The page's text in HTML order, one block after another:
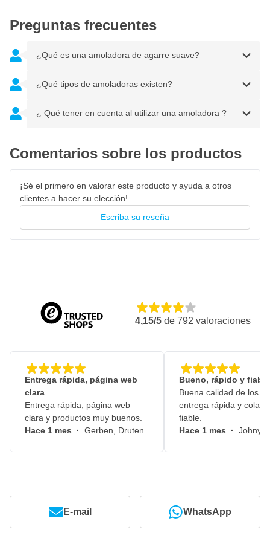
Preguntas frecuentes
¿Qué es una amoladora de agarre suave?
¿Qué tipos de amoladoras existen?
¿ Qué tener en cuenta al utilizar una amoladora ?
Comentarios sobre los productos
¡Sé el primero en valorar este producto y ayuda a otros
clientes a hacer su elección!
Escriba su reseña
4,15/5 de 792 valoraciones
Entrega rápida, página web
clara
Entrega rápida, página web
clara y productos muy buenos.
Hace 1 mes · Gerben, Druten
Bueno, rápido y fiable
Buena calidad de los
entrega rápida y
fiable.
Hace 1 mes · Johny,
E-mail WhatsApp